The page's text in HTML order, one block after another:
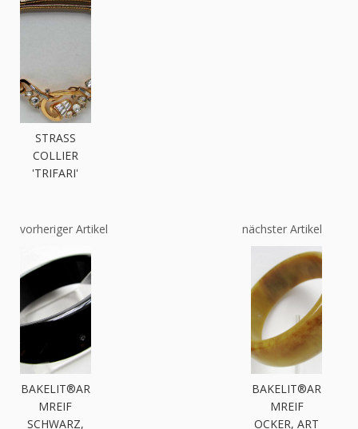
STRASS
COLLIER
'TRIFARI'
vorheriger Artikel
BAKELIT®AR
MREIF
SCHWARZ,
nächster Artikel
BAKELIT®AR
MREIF
OCKER, ART